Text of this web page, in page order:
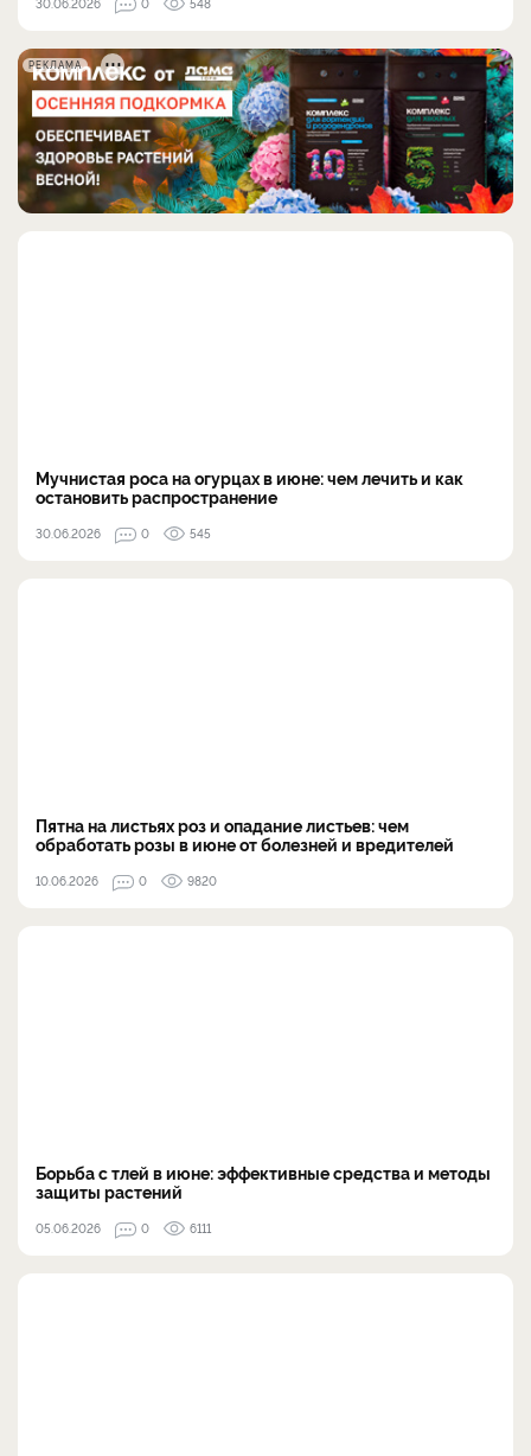
РЕКЛАМА
Мучнистая роса на огурцах в июне: чем лечить и как
остановить распространение
30.06.2026 0 545
Пятна на листьях роз и опадание листьев: чем
обработать розы в июне от болезней и вредителей
10.06.2026 0 9820
Борьба с тлей в июне: эффективные средства и методы
защиты растений
05.06.2026 0 6111